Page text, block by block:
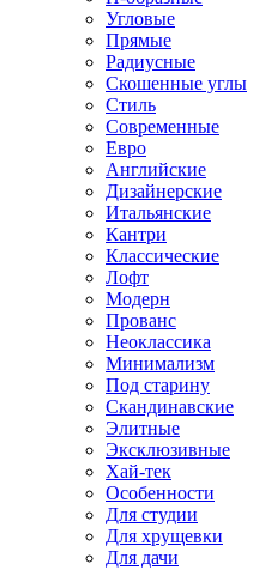
Угловые
Прямые
Радиусные
Скошенные углы
Стиль
Современные
Евро
Английские
Дизайнерские
Итальянские
Кантри
Классические
Лофт
Модерн
Прованс
Неоклассика
Минимализм
Под старину
Скандинавские
Элитные
Эксклюзивные
Хай-тек
Особенности
Для студии
Для хрущевки
Для дачи